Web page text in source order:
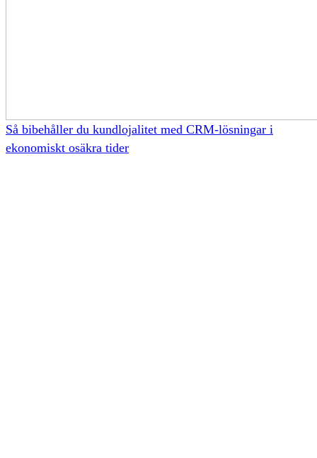
Så bibehåller du kundlojalitet med CRM-lösningar i
ekonomiskt osäkra tider